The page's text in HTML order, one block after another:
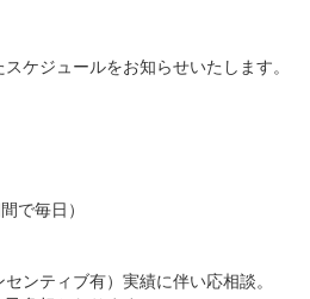
ケジュールをお知らせいたします。
で毎日）
ンティブ有）実績に伴い応相談。